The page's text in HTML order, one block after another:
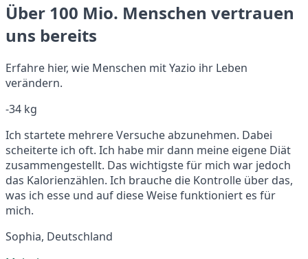
Über 100 Mio. Menschen vertrauen
uns bereits
Erfahre hier, wie Menschen mit Yazio ihr Leben
verändern.
-34 kg
Ich startete mehrere Versuche abzunehmen. Dabei
scheiterte ich oft. Ich habe mir dann meine eigene Diät
zusammengestellt. Das wichtigste für mich war jedoch
das Kalorienzählen. Ich brauche die Kontrolle über das,
was ich esse und auf diese Weise funktioniert es für
mich.
Sophia, Deutschland